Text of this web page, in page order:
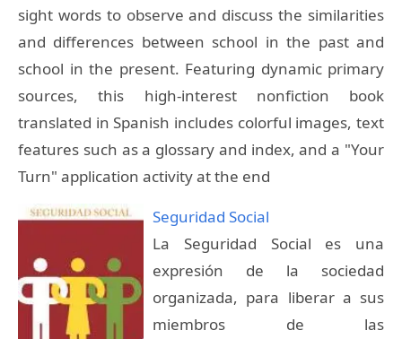
sight words to observe and discuss the similarities
and differences between school in the past and
school in the present. Featuring dynamic primary
sources, this high-interest nonfiction book
translated in Spanish includes colorful images, text
features such as a glossary and index, and a "Your
Turn" application activity at the end
Seguridad Social
La Seguridad Social es una
expresión de la sociedad
organizada, para liberar a sus
miembros de las